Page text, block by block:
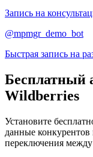
Запись на
@mpmgr_demo_bot
Быстрая запись на
Бесплатный
Wildberries
Установите
данные конкурентов
переключения